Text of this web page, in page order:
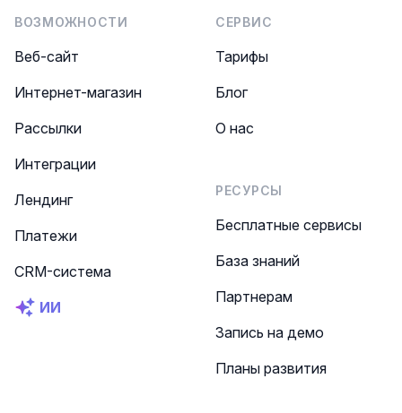
ВОЗМОЖНОСТИ
Веб-сайт
Интернет-магазин
Рассылки
Интеграции
Лендинг
Платежи
CRM-система
ИИ
СЕРВИС
Тарифы
Блог
О нас
РЕСУРСЫ
Бесплатные сервисы
База знаний
Партнерам
Запись на демо
Планы развития